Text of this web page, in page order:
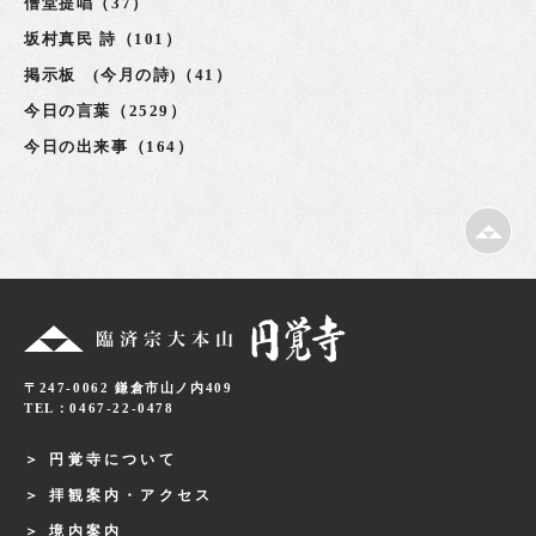
坂村真民 詩（101）
掲示板 (今月の詩)（41）
今日の言葉（2529）
今日の出来事（164）
〒247-0062 鎌倉市山ノ内409
TEL：0467-22-0478
円覚寺について
拝観案内・アクセス
境内案内